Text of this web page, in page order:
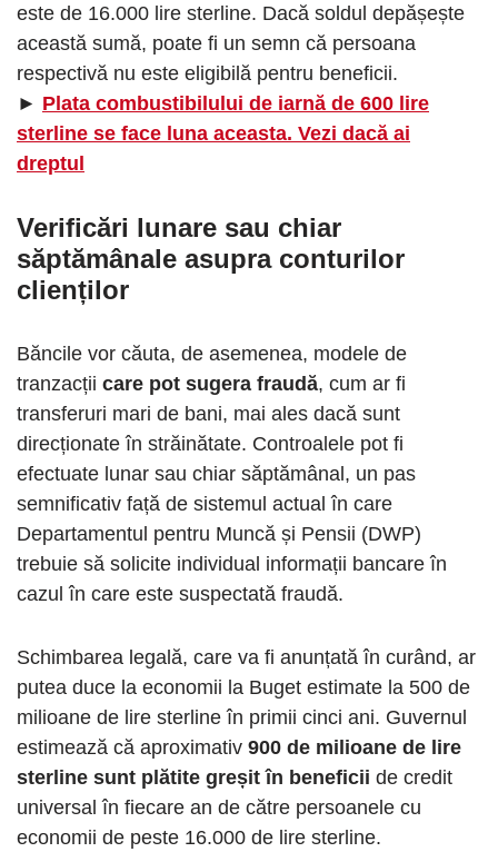
este de 16.000 lire sterline. Dacă soldul depășește
această sumă, poate fi un semn că persoana
respectivă nu este eligibilă pentru beneficii.
► Plata combustibilului de iarnă de 600 lire
sterline se face luna aceasta. Vezi dacă ai
dreptul
Verificări lunare sau chiar
săptămânale asupra conturilor
clienților
Băncile vor căuta, de asemenea, modele de
tranzacții care pot sugera fraudă, cum ar fi
transferuri mari de bani, mai ales dacă sunt
direcționate în străinătate. Controalele pot fi
efectuate lunar sau chiar săptămânal, un pas
semnificativ față de sistemul actual în care
Departamentul pentru Muncă și Pensii (DWP)
trebuie să solicite individual informații bancare în
cazul în care este suspectată fraudă.
Schimbarea legală, care va fi anunțată în curând, ar
putea duce la economii la Buget estimate la 500 de
milioane de lire sterline în primii cinci ani. Guvernul
estimează că aproximativ 900 de milioane de lire
sterline sunt plătite greșit în beneficii de credit
universal în fiecare an de către persoanele cu
economii de peste 16.000 de lire sterline.